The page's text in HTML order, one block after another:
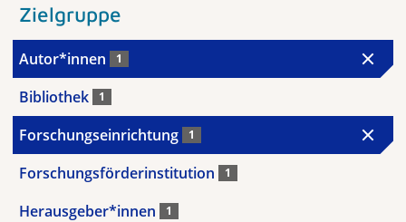
Zielgruppe
Autor*innen 1
Bibliothek 1
Forschungseinrichtung 1
Forschungsförderinstitution 1
Herausgeber*innen 1